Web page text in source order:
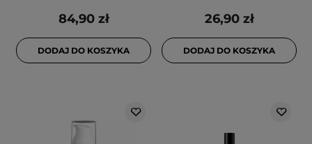
84,90 zł
DODAJ DO KOSZYKA
26,90 zł
DODAJ DO KOSZYKA